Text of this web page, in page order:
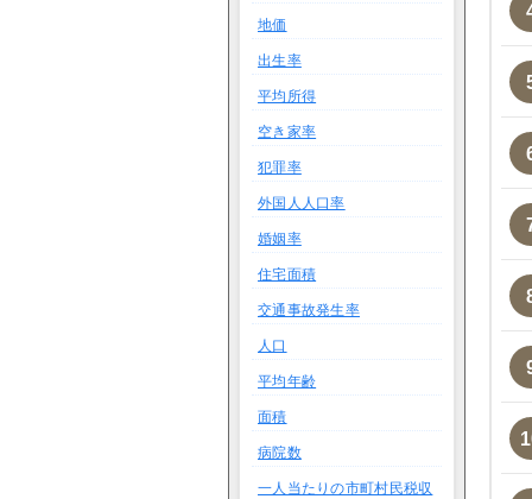
地価
出生率
平均所得
空き家率
犯罪率
外国人人口率
婚姻率
住宅面積
交通事故発生率
人口
平均年齢
面積
病院数
一人当たりの市町村民税収